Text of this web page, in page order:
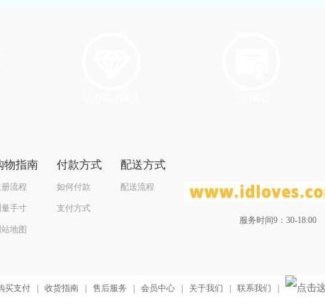
物指南
流程
手寸
站地图
付款方式
如何付款
支付方式
配送方式
配送流程
服务时间9：30-18:00
买支付 收货指南 售后服务 会员中心 关于我们 联系我们